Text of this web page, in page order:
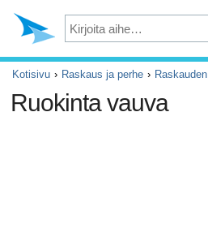
Masennus
Silmät
Kotisivu Raskaus ja perhe Raskauden
Ruokinta vauva